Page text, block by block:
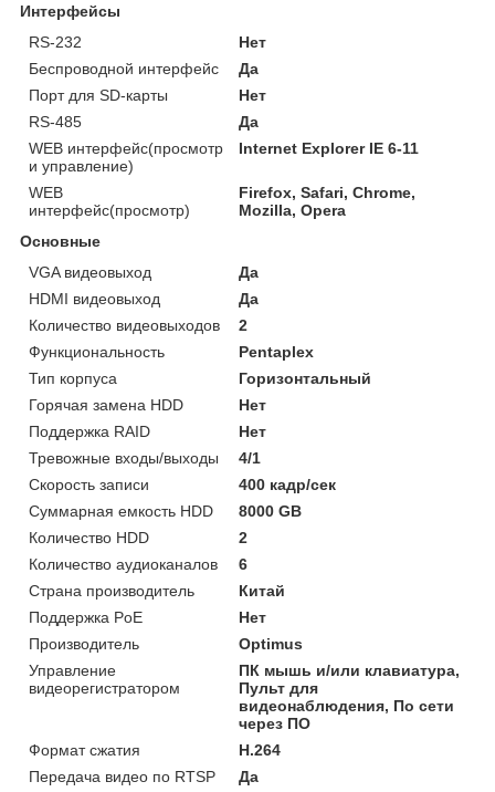
Интерфейсы
RS-232
Нет
Беспроводной интерфейс
Да
Порт для SD-карты
Нет
RS-485
Да
WEB интерфейс(просмотр
и управление)
Internet Explorer IE 6-11
WEB
интерфейс(просмотр)
Firefox, Safari, Chrome,
Mozilla, Opera
Основные
VGA видеовыход
Да
HDMI видеовыход
Да
Количество видеовыходов
2
Функциональность
Pentaplex
Тип корпуса
Горизонтальный
Горячая замена HDD
Нет
Поддержка RAID
Нет
Тревожные входы/выходы
4/1
Скорость записи
400 кадр/сек
Суммарная емкость HDD
8000 GB
Количество HDD
2
Количество аудиоканалов
6
Страна производитель
Китай
Поддержка PoE
Нет
Производитель
Optimus
Управление
видеорегистратором
ПК мышь и/или клавиатура,
Пульт для
видеонаблюдения, По сети
через ПО
Формат сжатия
H.264
Передача видео по RTSP
Да